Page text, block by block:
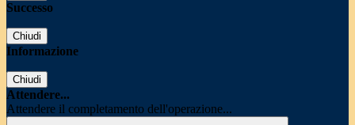
Successo
Chiudi
Informazione
Chiudi
Attendere...
Attendere il completamento dell'operazione...